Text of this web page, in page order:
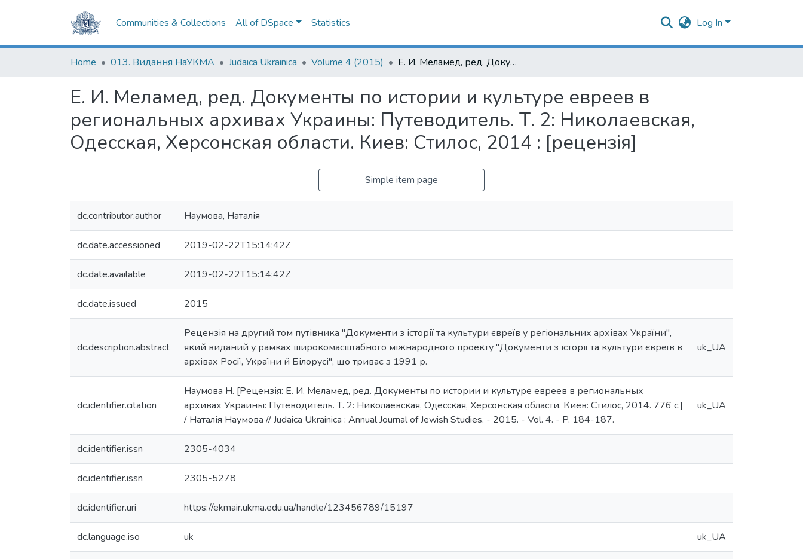
Communities & Collections All of DSpace Statistics Log In
Home 013. Видання НаУКМА Judaica Ukrainica Volume 4 (2015) Е. И. Меламед, ред. Документы по истории и культуре евреев в региональных архивах Украины: Путеводитель. Т. 2: Николаевская, Одесская, Херсонская области. Киев: Стилос, 2014 : [рецензія]
Е. И. Меламед, ред. Документы по истории и культуре евреев в
региональных архивах Украины: Путеводитель. Т. 2: Николаевская,
Одесская, Херсонская области. Киев: Стилос, 2014 : [рецензія]
Simple item page
dc.contributor.author Наумова, Наталія
dc.date.accessioned 2019-02-22T15:14:42Z
dc.date.available 2019-02-22T15:14:42Z
dc.date.issued 2015
dc.description.abstract
Рецензія на другий том путівника "Документи з історії та культури євреїв у регіональних архівах України",
який виданий у рамках широкомасштабного міжнародного проекту "Документи з історії та культури євреїв в
архівах Росії, України й Білорусі", що триває з 1991 р.
uk_UA
dc.identifier.citation
Наумова Н. [Рецензія: Е. И. Меламед, ред. Документы по истории и культуре евреев в региональных
архивах Украины: Путеводитель. Т. 2: Николаевская, Одесская, Херсонская области. Киев: Стилос, 2014. 776 с.]
/ Наталія Наумова // Judaica Ukrainica : Annual Journal of Jewish Studies. - 2015. - Vol. 4. - P. 184-187.
uk_UA
dc.identifier.issn 2305-4034
dc.identifier.issn 2305-5278
dc.identifier.uri https://ekmair.ukma.edu.ua/handle/123456789/15197
dc.language.iso uk uk_UA